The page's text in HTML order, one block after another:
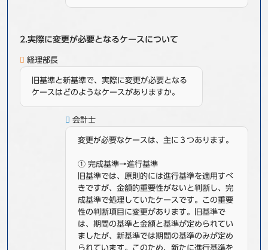
2.実際に変更が必要となるケースについて
経理部長
旧基準と新基準で、実際に変更が必要となる
ケースはどのようなケースがありますか。
会計士
変更が必要なケースは、主に３つあります。
① 完成基準→進行基準
旧基準では、原則的には進行基準を適用すべ
きですが、金額的重要性がないと判断し、完
成基準で処理していたケースです。この重要
性の判断項目に変更があります。旧基準で
は、期間の基準と金額と基準が定められてい
ましたが、新基準では期間の基準のみが定め
られています。このため、新たに進行基準を